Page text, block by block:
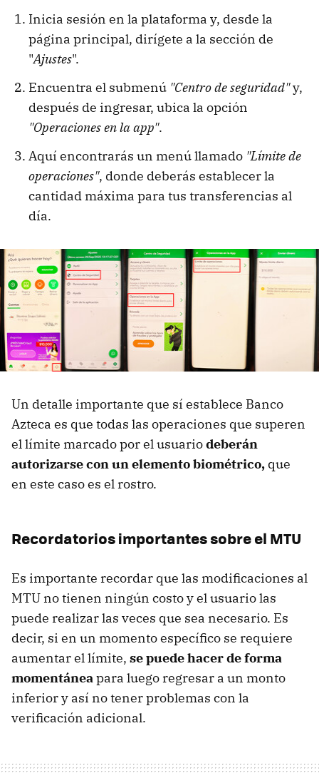
Inicia sesión en la plataforma y, desde la
página principal, dirígete a la sección de
"Ajustes".
Encuentra el submenú "Centro de seguridad"y,
después de ingresar, ubica la opción
"Operaciones en la app".
Aquí encontrarás un menú llamado "Límite de
operaciones", donde deberás establecer la
cantidad máxima para tus transferencias al
día.
Un detalle importante que sí establece Banco
Azteca es que todas las operaciones que superen
el límite marcado por el usuariodeberán
autorizarse con un elemento biométrico, que
en este caso es el rostro.
Recordatorios importantes sobre el MTU
Es importante recordar que las modificaciones al
MTU no tienen ningún costo y el usuario las
puede realizar las veces que sea necesario. Es
decir, si en un momento específico se requiere
aumentar el límite, se puede hacer de forma
momentánea para luego regresar a un monto
inferior y así no tener problemas con la
verificación adicional.